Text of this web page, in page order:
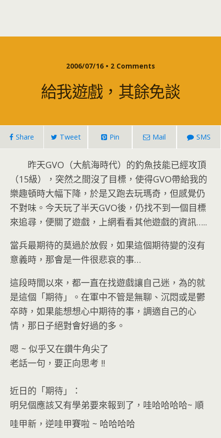
2006/07/16 • 2 Comments
給我遊戲，其餘免談
Share Tweet Pin Mail SMS
昨天GVO（大航海時代）的釣魚技能已經攻頂
（15級），突然之間沒了目標，使得GVO帶給我的
樂趣頓時大幅下降，於是又跑去玩瑪奇，但感覺仍
不對味。今天玩了半天GVO後，仍找不到一個目標
來追尋，便關了遊戲，上網看看其他遊戲的資訊…..
當兵最期待的莫過於放假，如果這個期待變的沒有
意義時，那會是一件很悲哀的事…
這段時間以來，都一直在找遊戲讓自己迷，為的就
是這個「期待」。在軍中不管是無聊、沉悶或是鬱
卒時，如果能想想心中期待的事，調適自己的心
情，那日子絕對會好過的多。
嗯 ~ 似乎又在鑽牛角尖了
老話一句，要正向思考 !!
近日的「期待」：
明兒個應該又有學弟要來報到了，哇哈哈哈哈~ 順
哇甲新，逆哇甲賽啦 ~ 哈哈哈哈